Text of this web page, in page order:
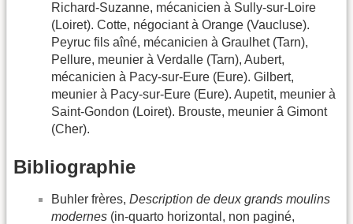
Richard-Suzanne, mécanicien à Sully-sur-Loire
(Loiret). Cotte, négociant à Orange (Vaucluse).
Peyruc fils aîné, mécanicien à Graulhet (Tarn),
Pellure, meunier à Verdalle (Tarn), Aubert,
mécanicien à Pacy-sur-Eure (Eure). Gilbert,
meunier à Pacy-sur-Eure (Eure). Aupetit, meunier à
Saint-Gondon (Loiret). Brouste, meunier â Gimont
(Cher).
Bibliographie
Buhler frères, Description de deux grands moulins
modernes (in-quarto horizontal, non paginé,